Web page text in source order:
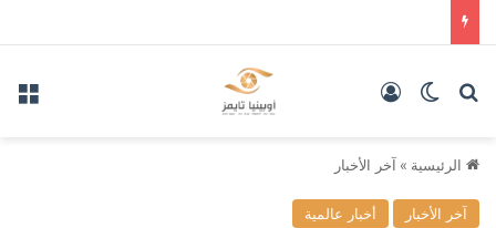
بحث عنالوضع المظلم
الرئيسية » آخر الأخبار
آخر الأخبار أخبار عالمية